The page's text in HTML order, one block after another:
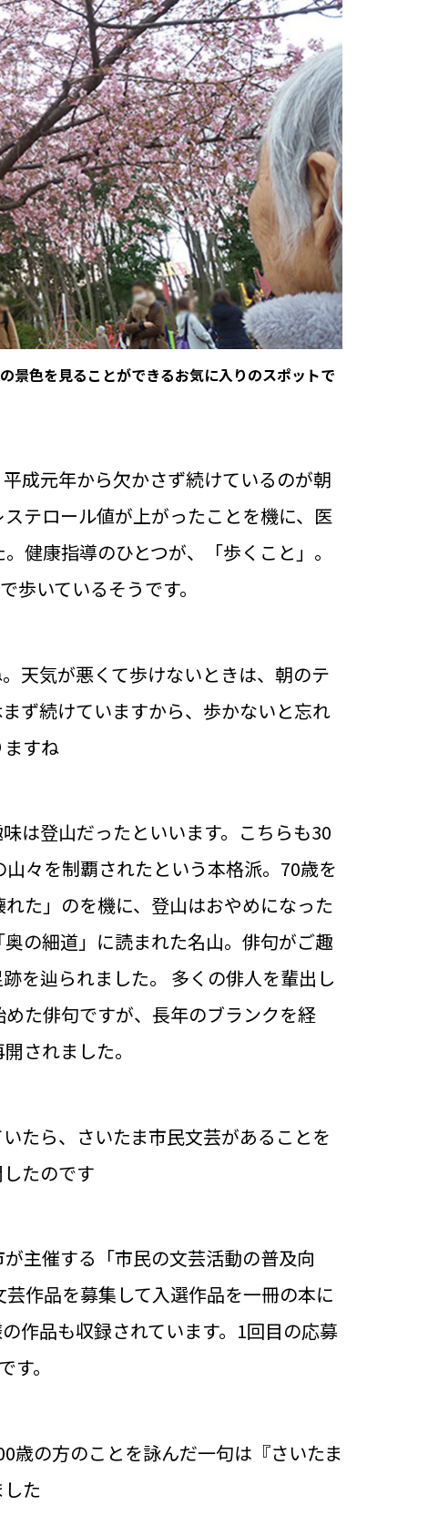
景色を見ることができるお気に入りのスポットで
成元年から欠かさず続けているのが朝
テロール値が上がったことを機に、医
健康指導のひとつが、「歩くこと」。
歩いているそうです。
天気が悪くて歩けないときは、朝のテ
ず続けていますから、歩かないと忘れ
すね
は登山だったといいます。こちらも30
々を制覇されたという本格派。70歳を
た」のを機に、登山はおやめになった
の細道」に読まれた名山。俳句がご趣
を辿られました。 多くの俳人を輩出し
た俳句ですが、長年のブランクを経
されました。
たら、さいたま市民文芸があることを
たのです
主催する「市民の文芸活動の普及向
作品を募集して入選作品を一冊の本に
作品も収録されています。1回目の応募
。
歳の方のことを詠んだ一句は『さいたま
た